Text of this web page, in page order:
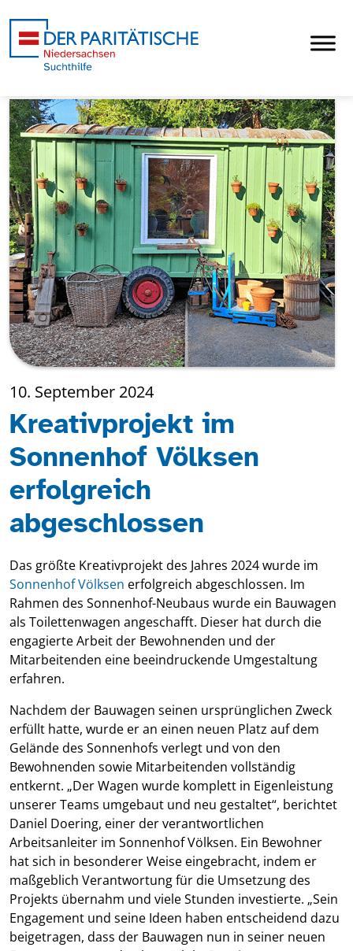
10. September 2024
Kreativprojekt im
Sonnenhof Völksen
erfolgreich
abgeschlossen
Das größte Kreativprojekt des Jahres 2024 wurde im
Sonnenhof Völksen erfolgreich abgeschlossen. Im
Rahmen des Sonnenhof-Neubaus wurde ein Bauwagen
als Toilettenwagen angeschafft. Dieser hat durch die
engagierte Arbeit der Bewohnenden und der
Mitarbeitenden eine beeindruckende Umgestaltung
erfahren.
Nachdem der Bauwagen seinen ursprünglichen Zweck
erfüllt hatte, wurde er an einen neuen Platz auf dem
Gelände des Sonnenhofs verlegt und von den
Bewohnenden sowie Mitarbeitenden vollständig
entkernt. „Der Wagen wurde komplett in Eigenleistung
unserer Teams umgebaut und neu gestaltet“, berichtet
Daniel Doering, einer der verantwortlichen
Arbeitsanleiter im Sonnenhof Völksen. Ein Bewohner
hat sich in besonderer Weise eingebracht, indem er
maßgeblich Verantwortung für die Umsetzung des
Projekts übernahm und viele Stunden investierte. „Sein
Engagement und seine Ideen haben entscheidend dazu
beigetragen, dass der Bauwagen nun in seiner neuen